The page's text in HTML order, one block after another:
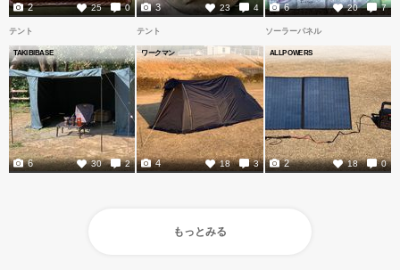
25 0
2 23 4
3 20 7
6
テント
TAKIBIBASE
30 2
6
テント
ワークマン
18 3
4
ソーラーパネル
ALLPOWERS
18 0
2
もっとみる